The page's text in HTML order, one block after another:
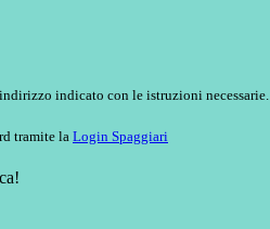
indicato con le istruzioni necessarie.
tramite la Login Spaggiari